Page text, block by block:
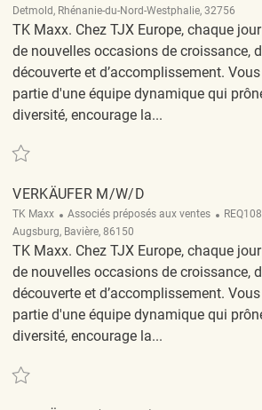
Detmold, Rhénanie-du-Nord-Westphalie, 32756
TK Maxx. Chez TJX Europe, chaque
de nouvelles occasions de croissance,
découverte et d’accomplissement.
partie d'une équipe dynamique qui
diversité, encourage la...
Sauvegarder Verkäufer ( m/ w/ d ) REQ129963
VERKÄUFER M/W/D
TK Maxx Catégorie
Associés préposés aux ventes ReqId
Augsburg, Bavière, 86150
TK Maxx. Chez TJX Europe, chaque
de nouvelles occasions de croissance,
découverte et d’accomplissement.
partie d'une équipe dynamique qui
diversité, encourage la...
Sauvegarder Verkäufer m/w/d REQ108696